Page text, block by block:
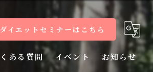
ダイエットセミナーはこちら
ある質問 イベント お知らせ